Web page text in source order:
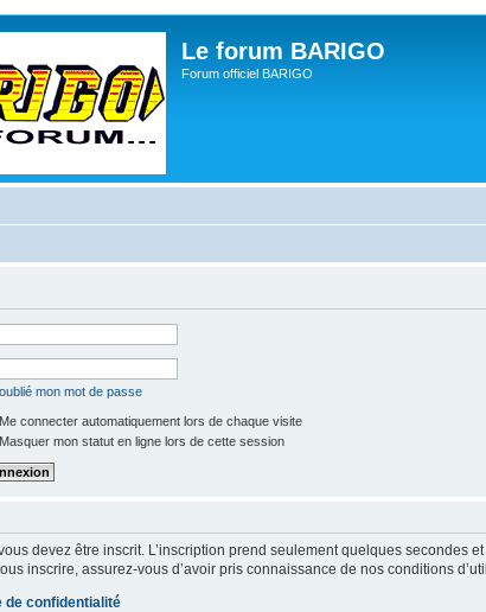
Le forum BARIGO
Forum officiel BARIGO
oublié mon mot de passe
Me connecter automatiquement lors de chaque visite
Masquer mon statut en ligne lors de cette session
devez être inscrit. L’inscription prend seulement quelques
inscrire, assurez-vous d’avoir pris connaissance de nos conditions
de confidentialité